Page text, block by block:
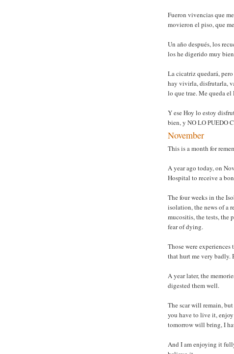
Fueron vivencias que
movieron el piso, que
Un año después, los
los he digerido muy
La cicatriz quedará,
hay vivirla, disfrutarla,
lo que trae. Me queda el
Y ese Hoy lo estoy
bien, y NO LO PUEDO
November
This is a month for
A year ago today, on
Hospital to receive a
The four weeks in the
isolation, the news of a
mucositis, the tests, the
fear of dying.
Those were
that hurt me very badly.
A year later, the
digested them well.
The scar will remain,
you have to live it,
tomorrow will bring, I
And I am enjoying it